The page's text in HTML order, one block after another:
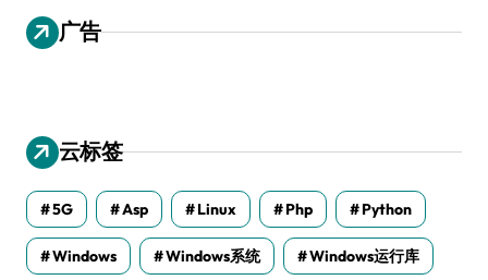
广告
云标签
5G Asp Linux Php Python
Windows Windows系统 Windows运行库